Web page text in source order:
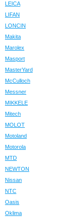
LEICA
LIFAN
LONCIN
Makita
Marolex
Masport
MasterYard
McCulloch
Messner
MIKKELE
Mitech
MOLOT
Motoland
Motorola
MTD
NEWTON
Nissan
NTC
Oasis
Oklima